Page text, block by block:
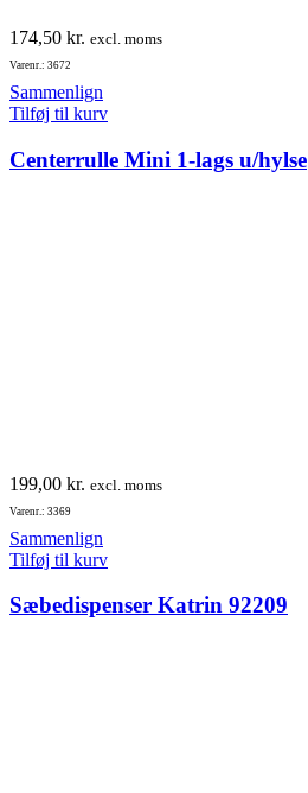
174,50 kr. excl. moms
Varenr.: 3672
Sammenlign
Tilføj til kurv
Centerrulle Mini 1-lags u/hylse
199,00 kr. excl. moms
Varenr.: 3369
Sammenlign
Tilføj til kurv
Sæbedispenser Katrin 92209